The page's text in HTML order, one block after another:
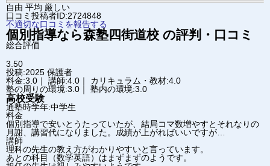
自由 平均 厳しい
口コミ投稿者ID:2724848
不適切な口コミを報告する
個別指導なら森塾 四街道校 の評判・口コミ
総合評価
3.50
投稿:2025 保護者
料金:3.0｜ 講師:4.0｜ カリキュラム・教材:4.0
塾の周りの環境:3.0｜ 塾内の環境:3.0
高校受験
通塾時学年:中学生
料金
個別指導で安いとうたっていたが、結局コマ数増やすとそれなりの
月謝、講習代になりました。成績が上がればいいですが…
講師
理科の先生の教え方がわかりやすいと言っています。
あとの科目（数学英語）はまずまずのようです。